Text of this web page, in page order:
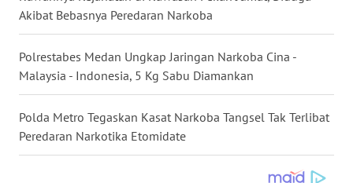
Akibat Bebasnya Peredaran Narkoba
Polrestabes Medan Ungkap Jaringan Narkoba Cina -
Malaysia - Indonesia, 5 Kg Sabu Diamankan
Polda Metro Tegaskan Kasat Narkoba Tangsel Tak Terlibat
Peredaran Narkotika Etomidate
WN
NUSANTARA
WN
JOGJA
WN
JATIM